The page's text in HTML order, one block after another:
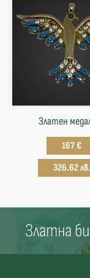
Златен
167 €
326.62 лв.
Златна